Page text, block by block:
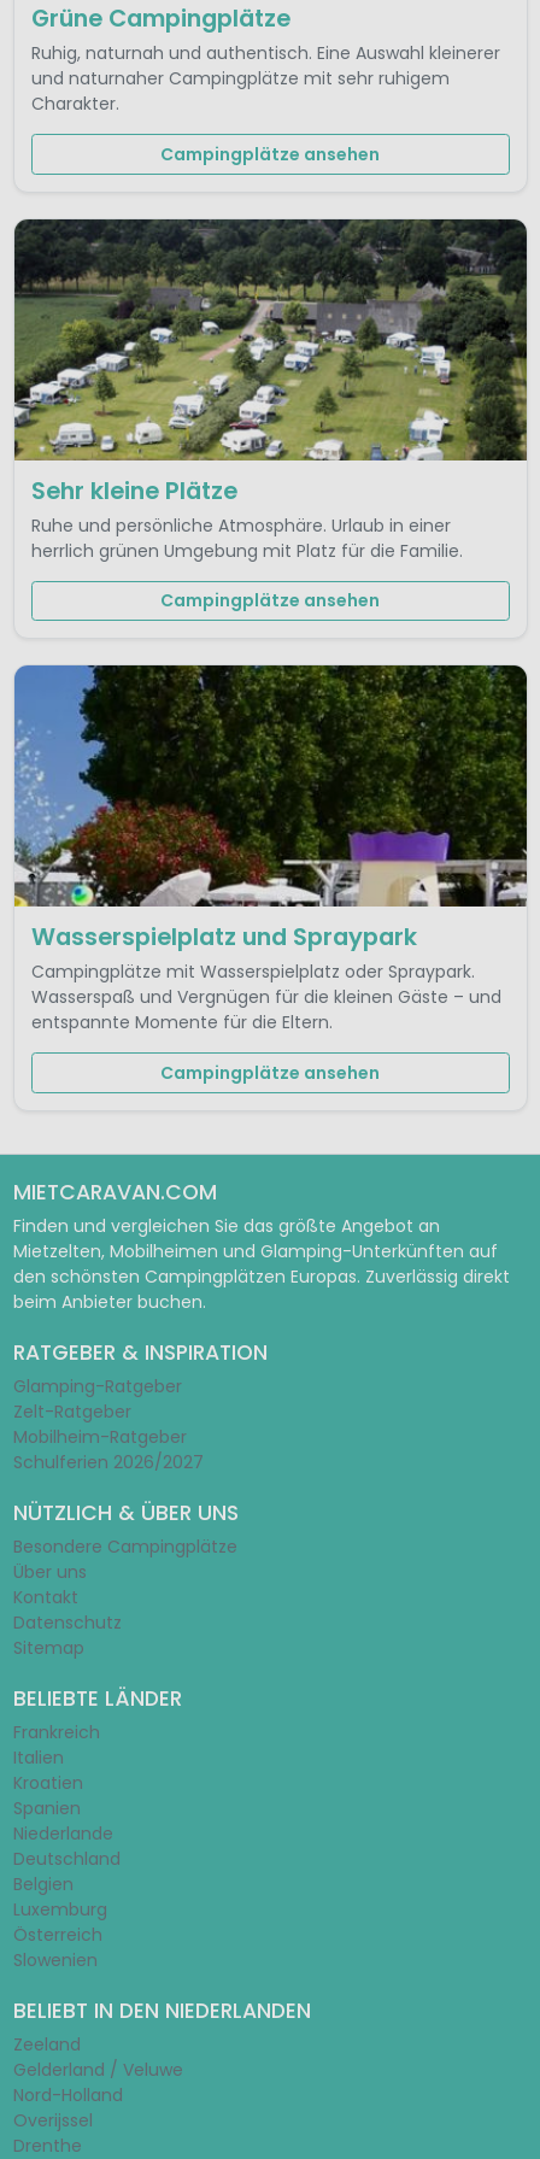
Grüne Campingplätze
Ruhig, naturnah und authentisch. Eine Auswahl kleinerer
und naturnaher Campingplätze mit sehr ruhigem
Charakter.
Campingplätze ansehen
Sehr kleine Plätze
Ruhe und persönliche Atmosphäre. Urlaub in einer
herrlich grünen Umgebung mit Platz für die Familie.
Campingplätze ansehen
Wasserspielplatz und Spraypark
Campingplätze mit Wasserspielplatz oder Spraypark.
Wasserspaß und Vergnügen für die kleinen Gäste – und
entspannte Momente für die Eltern.
Campingplätze ansehen
MIETCARAVAN.COM
Finden und vergleichen Sie das größte Angebot an
Mietzelten, Mobilheimen und Glamping-Unterkünften auf
den schönsten Campingplätzen Europas. Zuverlässig direkt
beim Anbieter buchen.
RATGEBER & INSPIRATION
Glamping-Ratgeber
Zelt-Ratgeber
Mobilheim-Ratgeber
Schulferien 2026/2027
NÜTZLICH & ÜBER UNS
Besondere Campingplätze
Über uns
Kontakt
Datenschutz
Sitemap
BELIEBTE LÄNDER
Frankreich
Italien
Kroatien
Spanien
Niederlande
Deutschland
Belgien
Luxemburg
Österreich
Slowenien
BELIEBT IN DEN NIEDERLANDEN
Zeeland
Gelderland / Veluwe
Nord-Holland
Overijssel
Drenthe